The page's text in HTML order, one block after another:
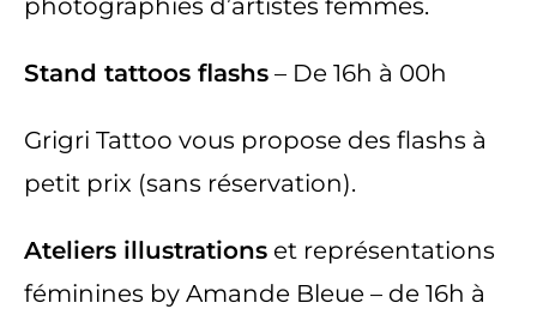
photographies d’artistes femmes.
Stand tattoos flashs – De 16h à 00h
Grigri Tattoo vous propose des flashs à
petit prix (sans réservation).
Ateliers illustrations et représentations
féminines by Amande Bleue – de 16h à